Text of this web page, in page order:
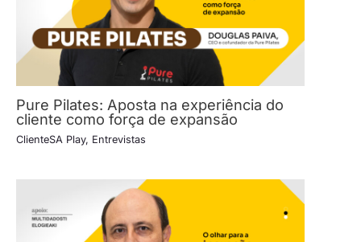
Pure Pilates: Aposta na experiência do
cliente como força de expansão
ClienteSA Play, Entrevistas